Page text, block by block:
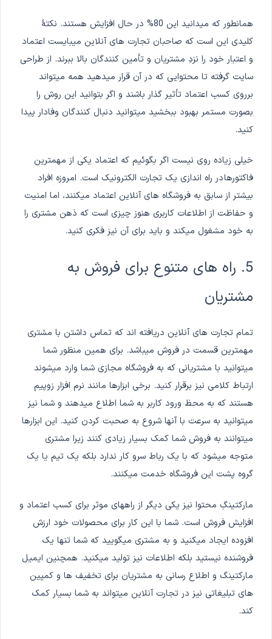
همانطور که میدانید این 80% در حال افزایش هستند. نکتۀ
کلیدی این است که صاحبان تجارت های آنلاین میبایست اعتماد
و اعتبار خود را نزدِ مشتریان و تأمین کنندگان بالا ببرند. از طراحی
سایت گرفته تا محتوایی که در آن قرار میدهید همه میتواند
برروی کسب اعتماد تأثیر گذار باشند و اگر بتوانید این روش را
بصورت مستمر بهبود ببخشید میتوانید دنبال کنندگان وفادار پیدا
کنید.
خیلی زیاده روی نیست اگر بگوئیم که اعتماد یکی از مهمترین
فاکتورها در راه اندازی یک تجارت الکترونیک است. امروزه افراد
بیشتر از سابق به فروشگاه های آنلاین اعتماد میکنند، اما امنیت
و حفاظت از اطلاعات کاربری هنوز چیزی است که ذهن مشتری را
به خود مشغول میکند و باید برای آن نیز فکری کنید.
5. راه های متنوع برای فروش به
مشتریان
تمام تجارت های آنلاین دریافته اند که تماس داشتن با مشتری
مهمترین قسمت در فروش میباشد. برای همین منظور شما
میتوانید با مشتریانی که به فروشگاه مجازی شما وارد میشوند
ارتباط کلامی نیز برقرار کنید. برخی ابزارها مانند نرم افزار زوپیم
هستند که به محظ ورود کاربر به شما اطلاع میدهند و شما نیز
میتوانید به سرعت با آنها شروع به صحبت کردن کنید. این ابزارها
میتوانند به فروش شما کمک بسیار زیادی کنند زیرا مشتری
متوجه میشود که با یک رباط سرو کار ندارد بلکه یک تیم یا یک
گروه پشت این فروشگاه خدمت میکنند.
مارکتینگِ محتوا نیز یکی دیگر از راههای موثر برای کسب اعتماد و
افزایش فروش است. شما با این کار برای محصولات خود ارزش
افزوده ایجاد میکنید و به مشتری میگویید که شما تنها یک
فروشنده نیستید بلکه اطلاعات نیز تولید میکنید. همچنین ایمیل
مارکتینگ و اطلاع رسانی به مشتریان برای تخفیف ها و کمپین
های تبلیغاتی نیز در تجارت آنلاین میتواند به شما بسیار کمک
کند.